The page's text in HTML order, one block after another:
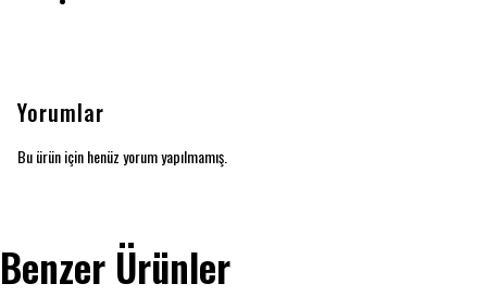
Yorumlar
Bu ürün için henüz yorum yapılmamış.
Benzer Ürünler